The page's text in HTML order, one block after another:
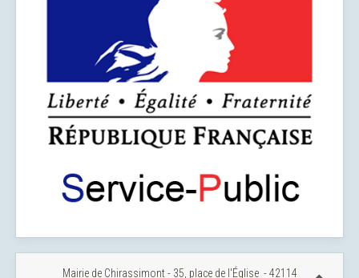
Mairie de Chirassimont - 35, place de l'Église - 42114